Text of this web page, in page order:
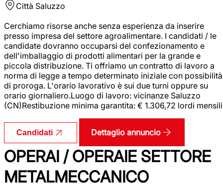
Città Saluzzo
Cerchiamo risorse anche senza esperienza da inserire
presso impresa del settore agroalimentare. I candidati / le
candidate dovranno occuparsi del confezionamento e
dell'imballaggio di prodotti alimentari per la grande e
piccola distribuzione. Ti offriamo un contratto di lavoro a
norma di legge a tempo determinato iniziale con possibilità
di proroga. L'orario lavorativo è sui due turni oppure su
orario giornaliero.Luogo di lavoro: vicinanze Saluzzo
(CN)Restibuzione minima garantita: € 1.306,72 lordi mensili
Candidati Dettaglio annuncio
OPERAI / OPERAIE SETTORE
METALMECCANICO